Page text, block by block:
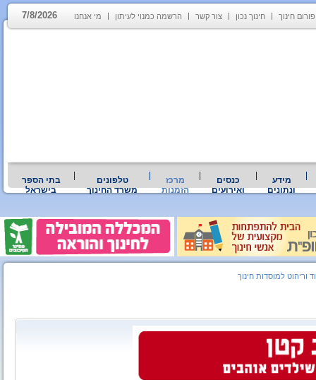
פורום חינוך חינוך נכון צור קשר הרשמה כמנוי לעיתון מי אנחנו 7/8/2026
מידע
ונתונים
כנסים
ואירועים
מרכז
הזמנות
טלפונים
משרד החינוך
בתי הספר
בישראל
וריהוט למוסדות חינוך